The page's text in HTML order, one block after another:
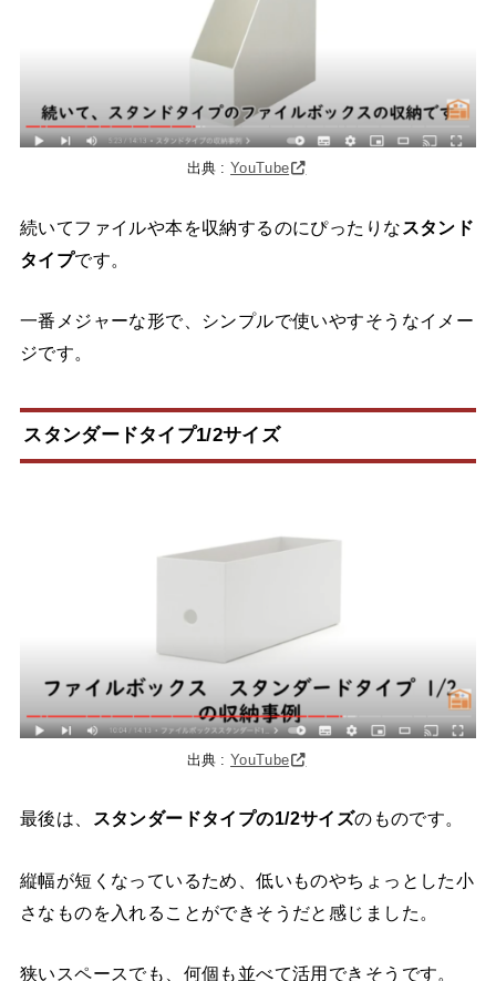
出典 :YouTube
続いてファイルや本を収納するのにぴったりな スタンド
タイプです。
一番メジャーな形で、シンプルで使いやすそうなイメー
ジです。
スタンダードタイプ1/2サイズ
出典 :YouTube
最後は、 スタンダードタイプの1/2サイズのものです。
縦幅が短くなっているため、低いものやちょっとした小
さなものを入れることができそうだと感じました。
狭いスペースでも、何個も並べて活用できそうです。